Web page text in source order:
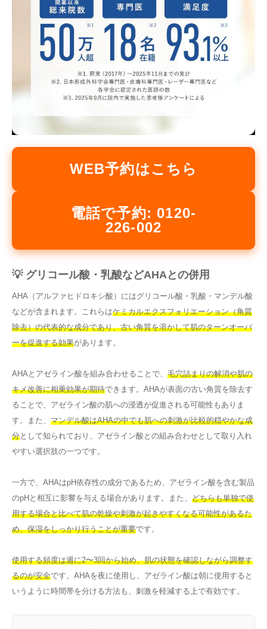
WEB予約はこちら
電話で予約: 0120-
226-002
💡 グリコール酸・乳酸などAHAとの併用
AHA（アルファヒドロキシ酸）にはグリコール酸・乳酸・マンデル酸
などが含まれます。これらはケミカルエクスフォリエーション（角質
除去）の代表的な成分であり、古い角質を溶かして肌のターンオーバ
ーを促進する効果があります。
AHAとアゼライン酸を組み合わせることで、 毛穴詰まりの解消や肌の
キメ改善に相乗効果が期待できます。AHAが表面の古い角質を除去す
ることで、アゼライン酸の肌への浸透が促進される可能性もありま
す。また、 マンデル酸はAHAの中でも肌への刺激が比較的穏やかな成
分として知られており、アゼライン酸との組み合わせとして取り入れ
やすい選択肢の一つです。
一方で、AHAはpH依存性の成分であるため、アゼライン酸を含む製品
のpHと相互に影響を与える場合があります。また、 どちらも単独で使
用する場合と比べて肌の乾燥や刺激が起きやすくなる可能性があるた
め、保湿をしっかり行うことが重要です。
使用する頻度は週に2〜3回から始め、肌の状態を確認しながら調整す
るのが安全です。AHAを夜に使用し、アゼライン酸は朝に使用すると
いうように時間帯を分ける方法も、刺激を軽減する上で有効です。